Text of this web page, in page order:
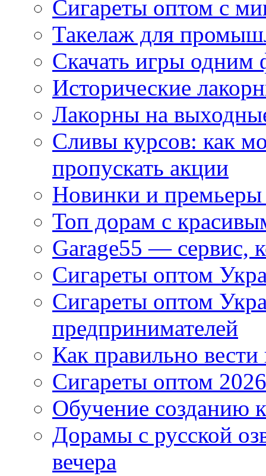
Сигареты оптом с
Такелаж для
Скачать игры одним
Исторические
Лакорны на
Сливы курсов: как
пропускать акции
Новинки и
Топ дорам с
Garage55 — сервис,
Сигареты оптом
Сигареты оптом
предпринимателей
Как правильно
Сигареты оптом
Обучение созданию
Дорамы с русской
вечера